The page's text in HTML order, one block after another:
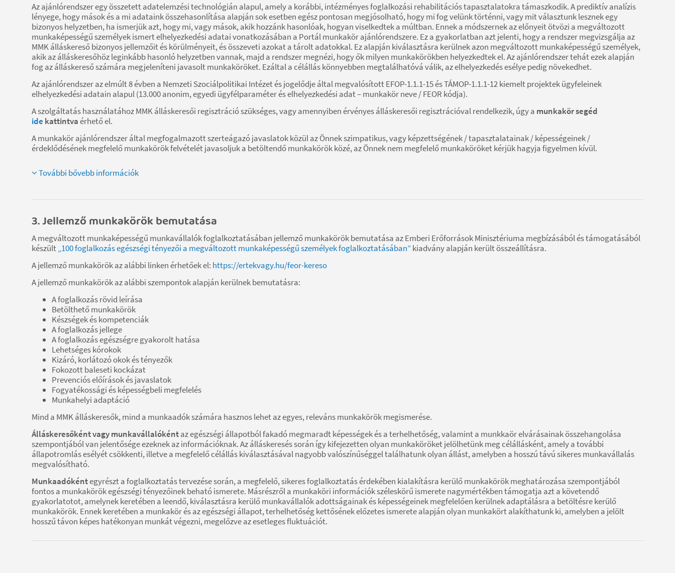
Az ajánlórendszer egy összetett adatelemzési technológián alapul, amely a korábbi, intézményes foglalkozási rehabilitációs tapasztalatokra támaszkodik. A prediktív analízis
lényege, hogy mások és a mi adataink összehasonlítása alapján sok esetben egész pontosan megjósolható, hogy mi fog velünk történni, vagy mit választunk lesznek egy
bizonyos helyzetben, ha ismerjük azt, hogy mi, vagy mások, akik hozzánk hasonlóak, hogyan viselkedtek a múltban. Ennek a módszernek az előnyeit ötvözi a megváltozott
munkaképességű személyek ismert elhelyezkedési adatai vonatkozásában a Portál munkakör ajánlórendszere. Ez a gyakorlatban azt jelenti, hogy a rendszer megvizsgálja az
MMK álláskereső bizonyos jellemzőit és körülményeit, és összeveti azokat a tárolt adatokkal. Ez alapján kiválasztásra kerülnek azon megváltozott munkaképességű személyek,
akik az álláskeresőhöz leginkább hasonló helyzetben vannak, majd a rendszer megnézi, hogy ők milyen munkakörökben helyezkedtek el. Az ajánlórendszer tehát ezek alapján
fog az álláskereső számára megjeleníteni javasolt munkaköröket. Ezáltal a célállás könnyebben megtalálhatóvá válik, az elhelyezkedés esélye pedig növekedhet.
Az ajánlórendszer az elmúlt 8 évben a Nemzeti Szociálpolitikai Intézet és jogelődje által megvalósított EFOP-1.1.1-15 és TÁMOP-1.1.1-12 kiemelt projektek ügyfeleinek
elhelyezkedési adatain alapul (13.000 anonim, egyedi ügyfélparaméter és elhelyezkedési adat – munkakör neve / FEOR kódja).
A szolgáltatás használatához MMK álláskeresői regisztráció szükséges, vagy amennyiben érvényes álláskeresői regisztrációval rendelkezik, úgy a munkakör segéd
ide kattintvaérhető el.
A munkakör ajánlórendszer által megfogalmazott szerteágazó javaslatok közül az Önnek szimpatikus, vagy képzettségének / tapasztalatainak / képességeinek /
érdeklődésének megfelelő munkakörök felvételét javasoljuk a betöltendő munkakörök közé, az Önnek nem megfelelő munkaköröket kérjük hagyja figyelmen kívül.
További bővebb információk
3. Jellemző munkakörök bemutatása
A megváltozott munkaképességű munkavállalók foglalkoztatásában jellemző munkakörök bemutatása az Emberi Erőforrások Minisztériuma megbízásából és támogatásából
készült„100 foglalkozás egészségi tényezői a megváltozott munkaképességű személyek foglalkoztatásában”kiadvány alapján került összeállításra.
A jellemző munkakörök az alábbi linken érhetőek el: https://ertekvagy.hu/feor-kereso
A jellemző munkakörök az alábbi szempontok alapján kerülnek bemutatásra:
A foglalkozás rövid leírása
Betölthető munkakörök
Készségek és kompetenciák
A foglalkozás jellege
A foglalkozás egészségre gyakorolt hatása
Lehetséges kórokok
Kizáró, korlátozó okok és tényezők
Fokozott baleseti kockázat
Prevenciós előírások és javaslatok
Fogyatékossági és képességbeli megfelelés
Munkahelyi adaptáció
Mind a MMK álláskeresők, mind a munkaadók számára hasznos lehet az egyes, releváns munkakörök megismerése.
Álláskeresőként vagy munkavállalókéntaz egészségi állapotból fakadó megmaradt képességek és a terhelhetőség, valamint a munkkaör elvárásainak összehangolása
szempontjából van jelentősége ezeknek az információknak. Az álláskeresés során így kifejezetten olyan munkaköröket jelölhetünk meg célállásként, amely a további
állapotromlás esélyét csökkenti, illetve a megfelelő célállás kiválasztásával nagyobb valószínűséggel találhatunk olyan állást, amelyben a hosszú távú sikeres munkavállalás
megvalósítható.
Munkaadókéntegyrészt a foglalkoztatás tervezése során, a megfelelő, sikeres foglalkoztatás érdekében kialakításra kerülő munkakörök meghatározása szempontjából
fontos a munkakörök egészségi tényezőinek beható ismerete. Másrészről a munkaköri információk széleskörű ismerete nagymértékben támogatja azt a követendő
gyakorlatotot, amelynek keretében a leendő, kiválasztásra kerülő munkavállalók adottságainak és képességeinek megfelelően kerülnek adaptálásra a betöltésre kerülő
munkakörök. Ennek keretében a munkakör és az egészségi állapot, terhelhetőség kettősének előzetes ismerete alapján olyan munkakört alakíthatunk ki, amelyben a jelölt
hosszű távon képes hatékonyan munkát végezni, megelőzve az esetleges fluktuációt.